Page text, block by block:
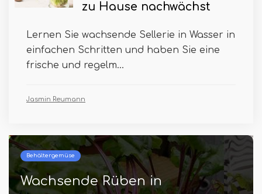
zu Hause nachwächst
Lernen Sie wachsende Sellerie in Wasser in
einfachen Schritten und haben Sie eine
frische und regelm...
Jasmin Reumann
Behältergemüse
Wachsende Rüben in